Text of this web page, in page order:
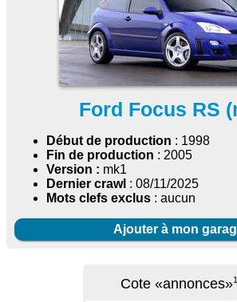
Ford Focus RS
Début de production : 1998
Fin de production : 2005
Version : mk1
Dernier crawl : 08/11/2025
Mots clefs exclus : aucun
Ajouter à mon
Cote «annonces»1